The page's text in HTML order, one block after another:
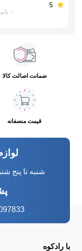
5
-
ضمانت اصالت کالا
قیمت منصفانه
شنبه تا پنج شنبه 9 الی 22 و جمعه ها 12
8057244
با رادکوه